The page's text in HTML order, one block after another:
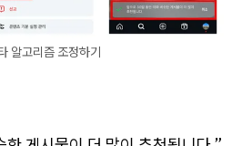
알고리즘 조정하기